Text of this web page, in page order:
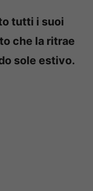
tutti i suoi
che la ritrae
sole estivo.